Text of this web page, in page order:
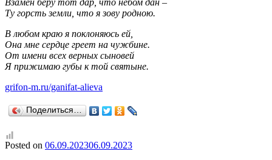
Взамен беру тот дар, что небом дан –
Ту горсть земли, что я зову родною.
В любом краю я поклоняюсь ей,
Она мне сердце греет на чужбине.
От имени всех верных сыновей
Я прижимаю губы к той святыне.
grifon-m.ru/ganifat-alieva
Поделиться…
Posted on 06.09.202306.09.2023